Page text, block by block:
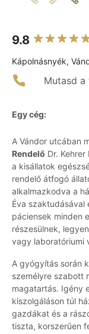
9.8
Kápolnásnyék,
Mutasd
Egy cég:
A Vándor utcában
Rendelő Dr.
a kisállatok
rendelő átfogó
alkalmazkodva a
Éva szaktudásával
páciensek minden
részesülnek,
vagy laboratóriumi
A gyógyítás során
személyre szabott
magatartás. Igény
kiszolgáláson túl
gazdákat és a
tiszta, korszerűen